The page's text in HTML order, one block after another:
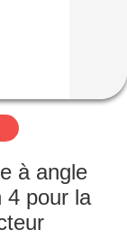
à angle
4 pour la